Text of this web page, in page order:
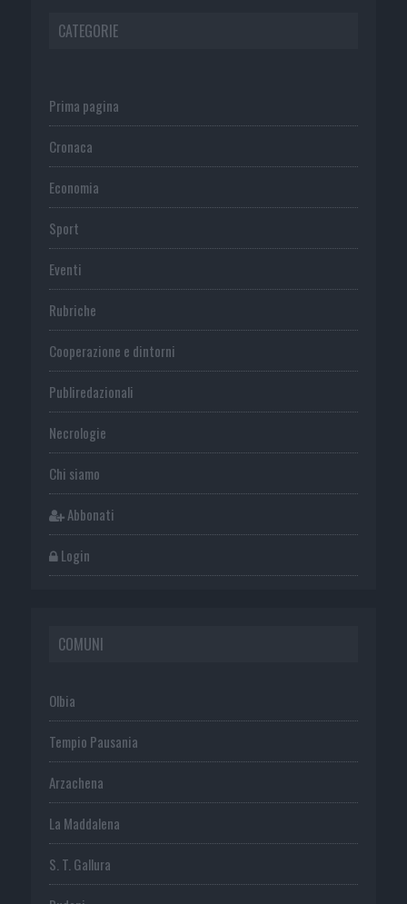
CATEGORIE
Prima pagina
Cronaca
Economia
Sport
Eventi
Rubriche
Cooperazione e dintorni
Publiredazionali
Necrologie
Chi siamo
Abbonati
Login
COMUNI
Olbia
Tempio Pausania
Arzachena
La Maddalena
S. T. Gallura